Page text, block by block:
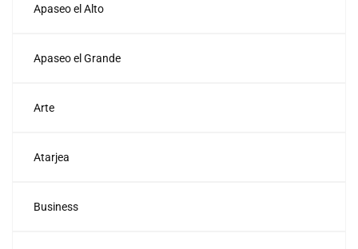
Apaseo el Alto
Apaseo el Grande
Arte
Atarjea
Business